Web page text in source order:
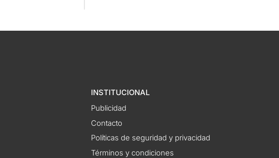
INSTITUCIONAL
Publicidad
Contacto
Políticas de seguridad y privacidad
Términos y condiciones